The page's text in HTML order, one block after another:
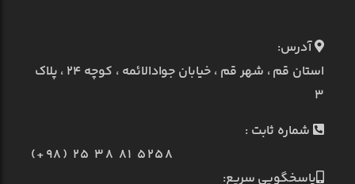
آدرس:
استان قم ، شهر قم ، خیابان جوادالائمه ، کوچه ۲۴ ، پلاک
۳
شماره ثابت :
(+98) 25 38 81 5258
پاسخگویی سریع: